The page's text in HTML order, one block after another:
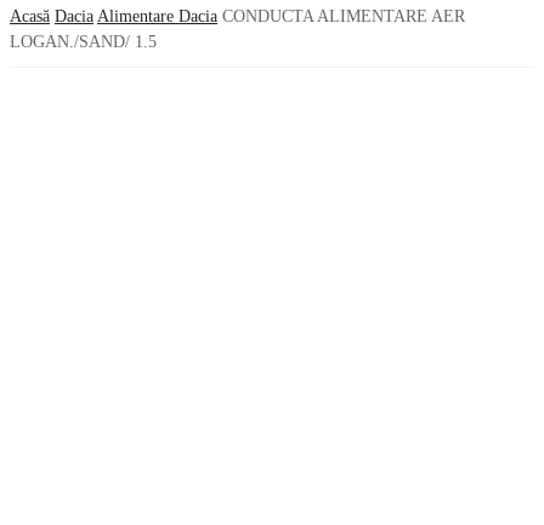
Acasă Dacia Alimentare Dacia CONDUCTA ALIMENTARE AER
LOGAN./SAND/ 1.5